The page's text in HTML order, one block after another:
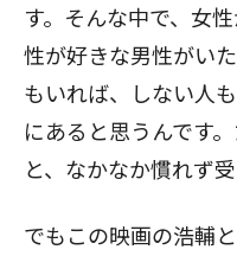
す。そんな中で、女
性が好きな男性がい
もいれば、しない人
にあると思うんです
と、なかなか慣れず
でもこの映画の浩輔